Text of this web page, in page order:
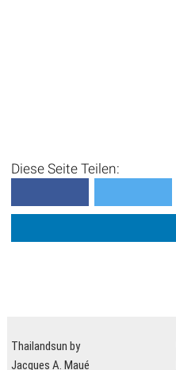
Diese Seite Teilen:
Thailandsun by
Jacques A. Maué